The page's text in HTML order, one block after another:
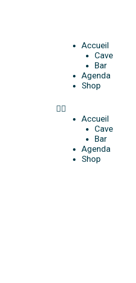
Accueil
Cave
Bar
Agenda
Shop
Menu
Accueil
Cave
Bar
Agenda
Shop